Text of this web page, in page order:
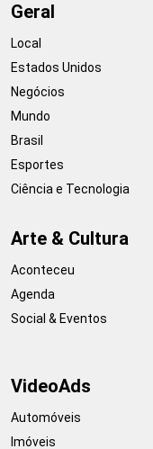
Geral
Local
Estados Unidos
Negócios
Mundo
Brasil
Esportes
Ciência e Tecnologia
Arte & Cultura
Aconteceu
Agenda
Social & Eventos
VideoAds
Automóveis
Imóveis